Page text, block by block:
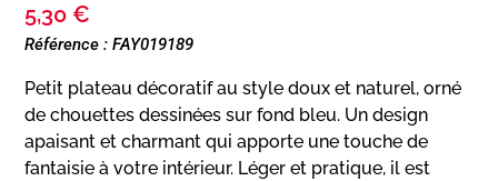
5,30 €
Référence : FAY019189
Petit plateau décoratif au style doux et naturel, orné
de chouettes dessinées sur fond bleu. Un design
apaisant et charmant qui apporte une touche de
fantaisie à votre intérieur. Léger et pratique, il est